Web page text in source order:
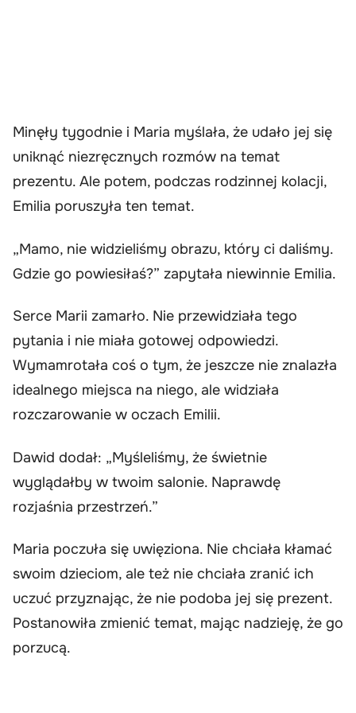
Minęły tygodnie i Maria myślała, że udało jej się
uniknąć niezręcznych rozmów na temat
prezentu. Ale potem, podczas rodzinnej kolacji,
Emilia poruszyła ten temat.
„Mamo, nie widzieliśmy obrazu, który ci daliśmy.
Gdzie go powiesiłaś?” zapytała niewinnie Emilia.
Serce Marii zamarło. Nie przewidziała tego
pytania i nie miała gotowej odpowiedzi.
Wymamrotała coś o tym, że jeszcze nie znalazła
idealnego miejsca na niego, ale widziała
rozczarowanie w oczach Emilii.
Dawid dodał: „Myśleliśmy, że świetnie
wyglądałby w twoim salonie. Naprawdę
rozjaśnia przestrzeń.”
Maria poczuła się uwięziona. Nie chciała kłamać
swoim dzieciom, ale też nie chciała zranić ich
uczuć przyznając, że nie podoba jej się prezent.
Postanowiła zmienić temat, mając nadzieję, że go
porzucą.